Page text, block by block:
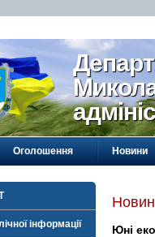
Оголошення Новини
інформації Юні